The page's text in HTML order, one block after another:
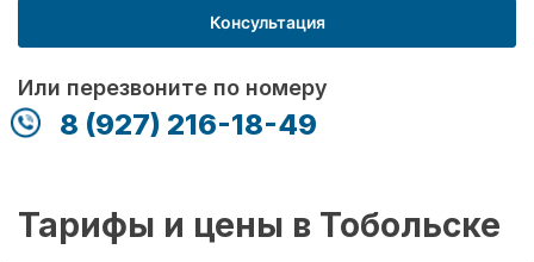
Консультация
Или перезвоните по номеру
8 (927) 216-18-49
Тарифы и цены в Тобольске